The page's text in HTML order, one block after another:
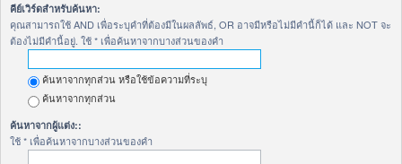
คีย์เวิร์ดสำหรับค้นหา:
คุณสามารถใช้ AND เพื่อระบุคำที่ต้องมีในผลลัพธ์, OR อาจมีหรือไม่มีคำนี้ก็ได้ และ NOT จะ
ต้องไม่มีคำนี้อยู่. ใช้ * เพื่อค้นหาจากบางส่วนของคำ
ค้นหาจากทุกส่วน หรือใช้ข้อความที่ระบุ
ค้นหาจากทุกส่วน
ค้นหาจากผู้แต่ง::
ใช้ * เพื่อค้นหาจากบางส่วนของคำ